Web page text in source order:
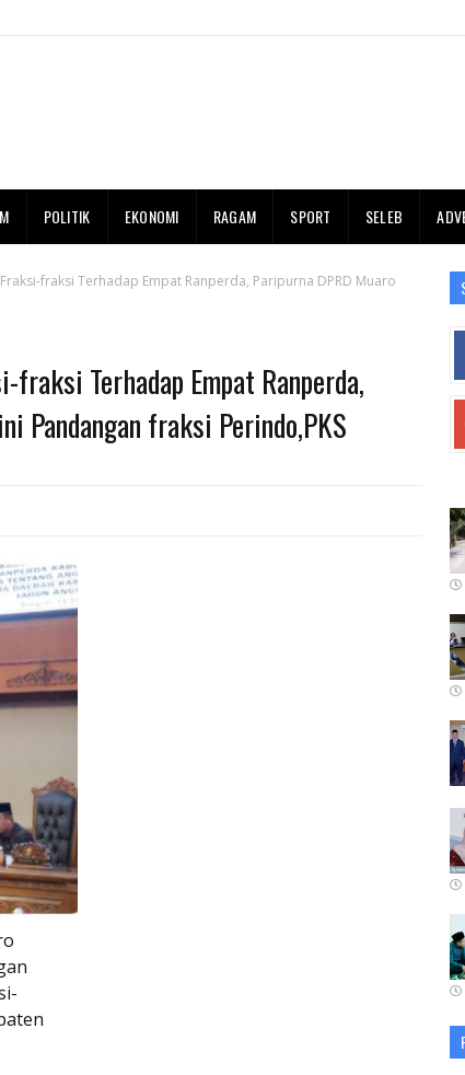
POLITIK EKONOMI RAGAM SPORT SELEB
fraksi Terhadap Empat Ranperda, Paripurna DPRD Muaro
fraksi Terhadap Empat Ranperda,
Pandangan fraksi Perindo,PKS